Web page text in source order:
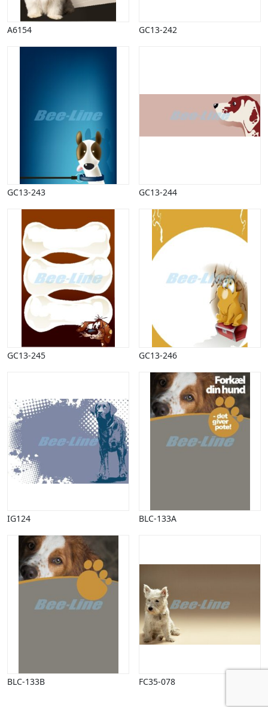
Kommunikation, nyhedsformidling
Køretøjer
Landbrug
Lov, orden
Marked, kræmmere
Mennesker
Nationalflag, verdenskort
Påske
Penge, finans
Piktogrammer
Pinse
Politik, arbejdsmarked
Restauration, hotel
Scenarier
Skibe, både, søfart
Sommer
Spil
Sport
Stjernetegn, astrologi
Uddannelse
Udsalg og andre begreber
Underholdning, kultur
Vinter
A6154 GC13-242
GC13-243 GC13-244
GC13-245 GC13-246
IG124 BLC-133A
BLC-133B FC35-078